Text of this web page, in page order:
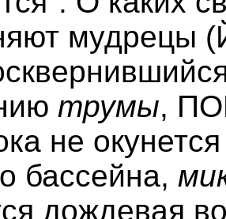
мудрецы
трумы,
не
бассейна,
дождевая